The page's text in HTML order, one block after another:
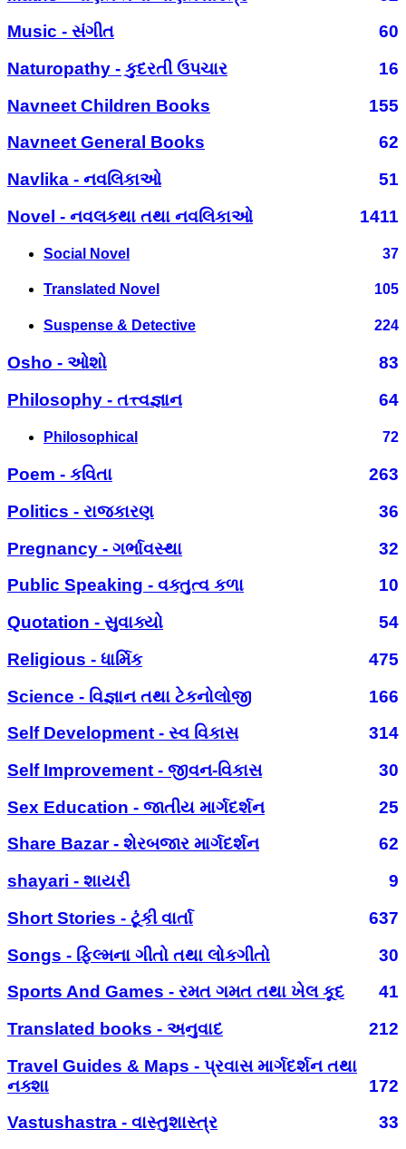
Music - સંગીત
60
Naturopathy - કુદરતી ઉપચાર
16
Navneet Children Books
155
Navneet General Books
62
Navlika - નવલિકાઓ
51
Novel - નવલકથા તથા નવલિકાઓ
1411
Social Novel 37
Translated Novel 105
Suspense & Detective 224
Osho - ઓશો
83
Philosophy - તત્ત્વજ્ઞાન
64
Philosophical 72
Poem - કવિતા
263
Politics - રાજકારણ
36
Pregnancy - ગર્ભાવસ્થા
32
Public Speaking - વક્તુત્વ કળા
10
Quotation - સુવાક્યો
54
Religious - ધાર્મિક
475
Science - વિજ્ઞાન તથા ટેકનોલોજી
166
Self Development - સ્વ વિકાસ
314
Self Improvement - જીવન-વિકાસ
30
Sex Education - જાતીય માર્ગદર્શન
25
Share Bazar - શેરબજાર માર્ગદર્શન
62
shayari - શાયરી
9
Short Stories - ટૂંકી વાર્તા
637
Songs - ફિલ્મના ગીતો તથા લોકગીતો
30
Sports And Games - રમત ગમત તથા ખેલ કૂદ
41
Translated books - અનુવાદ
212
Travel Guides & Maps - પ્રવાસ માર્ગદર્શન તથા
નક્શા
172
Vastushastra - વાસ્તુશાસ્ત્ર
33